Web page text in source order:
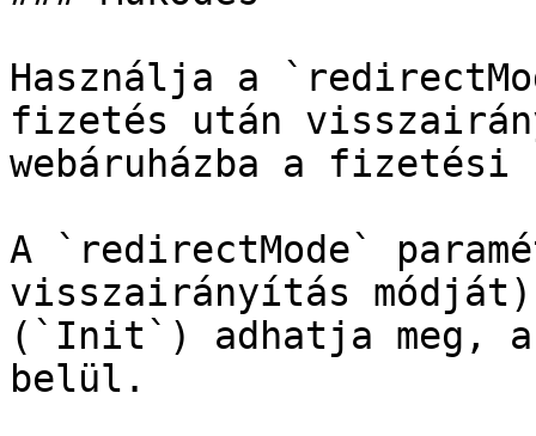
Használja a
fizetés után
webáruházba a
A `redirectMode`
visszairányítás
(`Init`) adhatja meg,
belül.